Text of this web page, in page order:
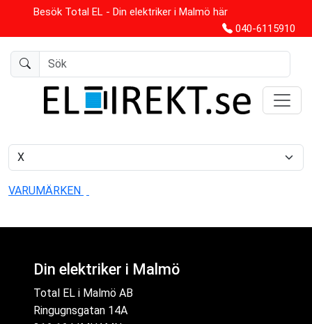
Besök Total EL - Din elektriker i Malmö här
040-6115910
VARUMÄRKEN
Din elektriker i Malmö
Total EL i Malmö AB
Ringugnsgatan 14A